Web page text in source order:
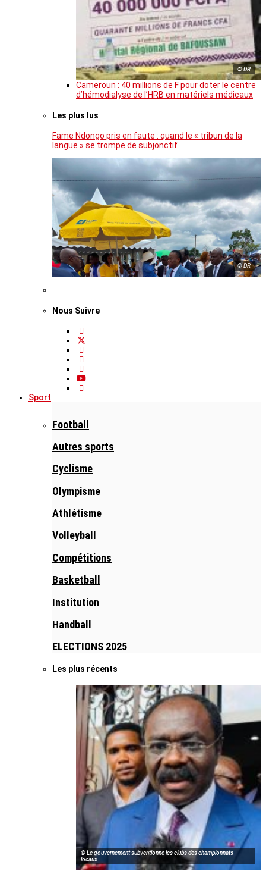
© DR
Cameroun : 40 millions de F pour doter le centre
d’hémodialyse de l’HRB en matériels médicaux
Les plus lus
Fame Ndongo pris en faute : quand le « tribun de la
langue » se trompe de subjonctif
© DR
Nous Suivre
Sport
Football
Autres sports
Cyclisme
Olympisme
Athlétisme
Volleyball
Compétitions
Basketball
Institution
Handball
ELECTIONS 2025
Les plus récents
© Le gouvernement subventionne les clubs des championnats
locaux